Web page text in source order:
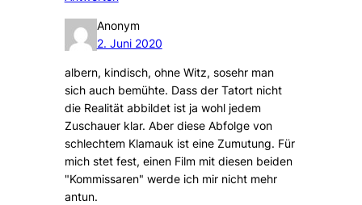
Anonym
2. Juni 2020
albern, kindisch, ohne Witz, sosehr man
sich auch bemühte. Dass der Tatort nicht
die Realität abbildet ist ja wohl jedem
Zuschauer klar. Aber diese Abfolge von
schlechtem Klamauk ist eine Zumutung. Für
mich stet fest, einen Film mit diesen beiden
"Kommissaren" werde ich mir nicht mehr
antun.